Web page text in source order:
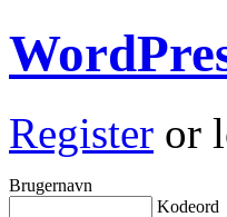
Register or
Brugernavn
Kodeord